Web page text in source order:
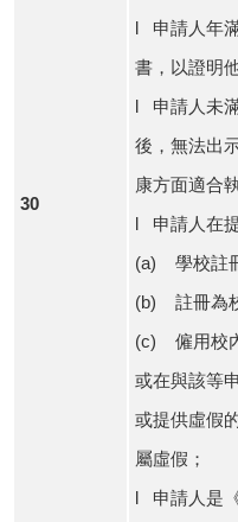
30
l 申請人年
書，以證明
l 申請人未
後，無法出
康方面適合
l 申請人在
(a) 學校註
(b) 註冊為
(c) 僱用校
或在與該等
或提供虛假
屬虛假；
l 申請人是